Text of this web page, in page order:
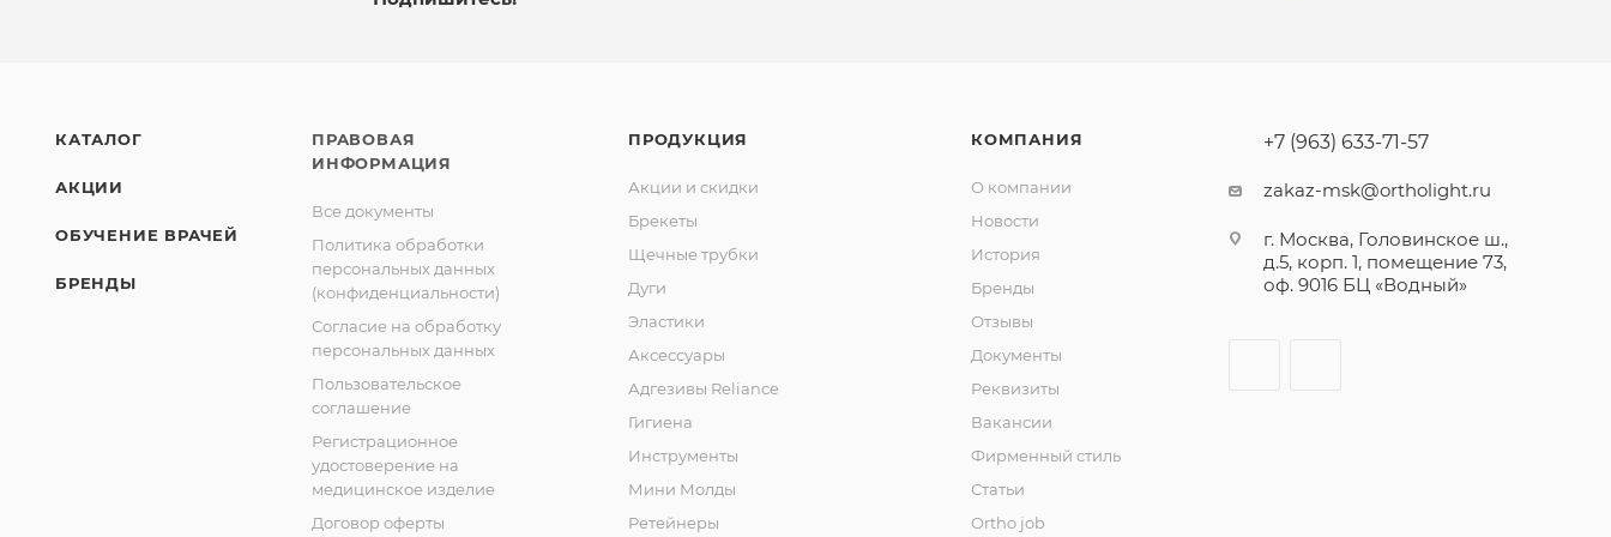
КАТАЛОГ
АКЦИИ
ОБУЧЕНИЕ ВРАЧЕЙ
БРЕНДЫ
ПРАВОВАЯ
ИНФОРМАЦИЯ
Все документы
Политика обработки
персональных данных
(конфиденциальности)
Согласие на обработку
персональных данных
Пользовательское
соглашение
Регистрационное
удостоверение на
медицинское изделие
Договор оферты
ПРОДУКЦИЯ
Акции и скидки
Брекеты
Щечные трубки
Дуги
Эластики
Аксессуары
Адгезивы Reliance
Гигиена
Инструменты
Мини Молды
Ретейнеры
КОМПАНИЯ
О компании
Новости
История
Бренды
Отзывы
Документы
Реквизиты
Вакансии
Фирменный стиль
Статьи
Ortho job
+7 (963) 633-71-57
zakaz-msk@ortholight.ru
г. Москва, Головинское ш.,
д.5, корп. 1, помещение 73,
оф. 9016 БЦ «Водный»